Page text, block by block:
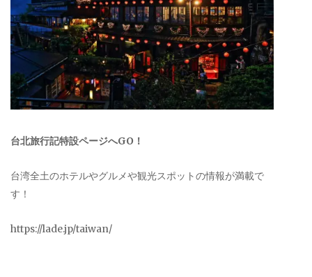
台北旅行記特設ページへGO！
台湾全土のホテルやグルメや観光スポットの情報が満載で
す！
https://lade.jp/taiwan/